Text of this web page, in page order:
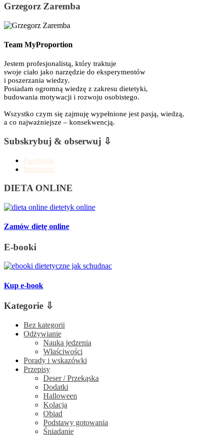
Grzegorz Zaremba
Team MyProportion
Jestem profesjonalistą, który traktuje
swoje ciało jako narzędzie do eksperymentów
i poszerzania wiedzy.
Posiadam ogromną wiedzę z zakresu dietetyki,
budowania motywacji i rozwoju osobistego.
Wszystko czym się zajmuję wypełnione jest pasją, wiedzą,
a co najważniejsze – konsekwencją.
Subskrybuj & obserwuj ⇩
Facebook
Instagram
DIETA ONLINE
Zamów dietę online
E-booki
Kup e-book
Kategorie ⇩
Bez kategorii
Odżywianie
Nauka jedzenia
Właściwości
Porady i wskazówki
Przepisy
Deser / Przekąska
Dodatki
Halloween
Kolacja
Obiad
Podstawy gotowania
Śniadanie